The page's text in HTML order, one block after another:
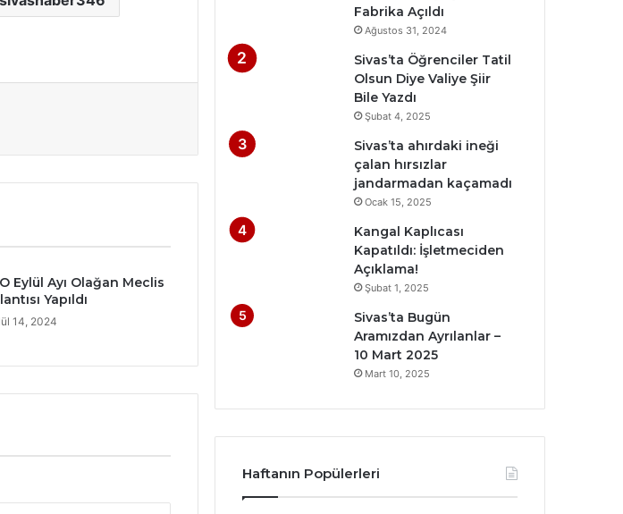
Eylül Ayı Olağan Meclis
Yapıldı
14, 2024
Fabrika Açıldı
Ağustos 31, 2024
Sivas’ta Öğrenciler Tatil
Olsun Diye Valiye Şiir
Bile Yazdı
Şubat 4, 2025
Sivas’ta ahırdaki ineği
çalan hırsızlar
jandarmadan kaçamadı
Ocak 15, 2025
Kangal Kaplıcası
Kapatıldı: İşletmeciden
Açıklama!
Şubat 1, 2025
Sivas’ta Bugün
Aramızdan Ayrılanlar –
10 Mart 2025
Mart 10, 2025
Haftanın Popülerleri